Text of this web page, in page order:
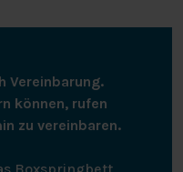
Vereinbarung.
können, rufen
zu vereinbaren.
Boxspringbett